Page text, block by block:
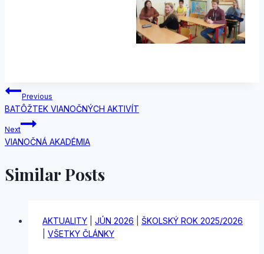
Navigácia
v
článku
Previous
BATÔŽTEK VIANOČNÝCH AKTIVÍT
Next
VIANOČNÁ AKADÉMIA
Similar Posts
AKTUALITY JÚN 2026
ŠKOLSKÝ ROK 2025/2026
VŠETKY ČLÁNKY